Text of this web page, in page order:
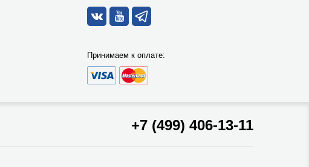
Принимаем к оплате:
+7 (499) 406-13-11